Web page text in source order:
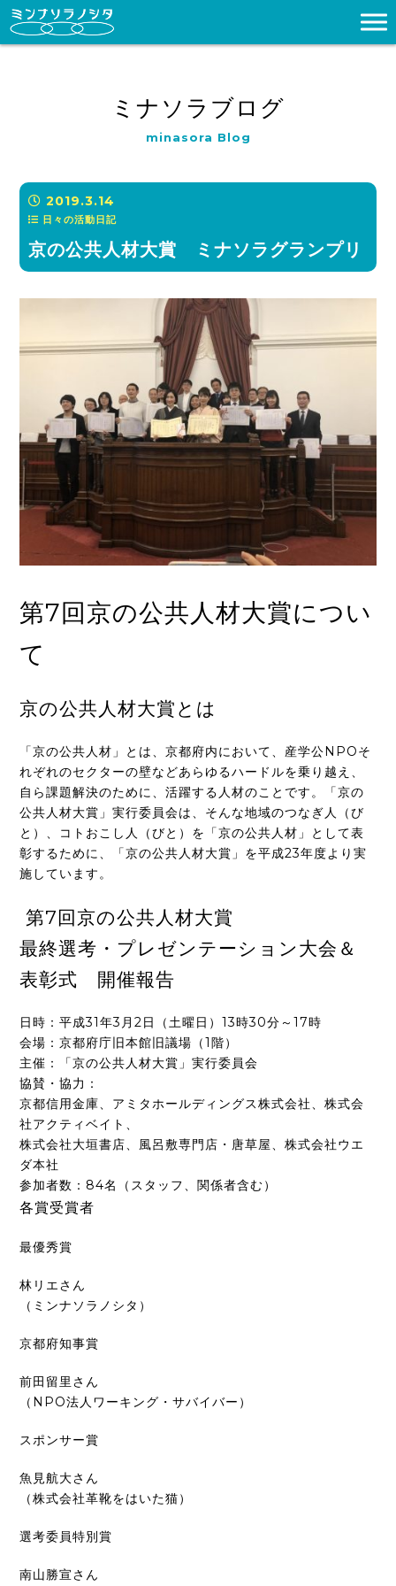
ミナソラブログ
minasora Blog
2019.3.14
日々の活動日記
京の公共人材大賞 ミナソラグランプリ
第7回京の公共人材大賞につい
て
京の公共人材大賞とは
「京の公共人材」とは、京都府内において、産学公NPOそ
れぞれのセクターの壁などあらゆるハードルを乗り越え、
自ら課題解決のために、活躍する人材のことです。「京の
公共人材大賞」実行委員会は、そんな地域のつなぎ人（び
と）、コトおこし人（びと）を「京の公共人材」として表
彰するために、「京の公共人材大賞」を平成23年度より実
施しています。
第7回京の公共人材大賞
最終選考・プレゼンテーション大会＆
表彰式 開催報告
日時：平成31年3月2日（土曜日）13時30分～17時
会場：京都府庁旧本館旧議場（1階）
主催：「京の公共人材大賞」実行委員会
協賛・協力：
京都信用金庫、アミタホールディングス株式会社、株式会
社アクティベイト、
株式会社大垣書店、風呂敷専門店・唐草屋、株式会社ウエ
ダ本社
参加者数：84名（スタッフ、関係者含む）
各賞受賞者
最優秀賞
林リエさん
（ミンナソラノシタ）
京都府知事賞
前田留里さん
（NPO法人ワーキング・サバイバー）
スポンサー賞
魚見航大さん
（株式会社革靴をはいた猫）
選考委員特別賞
南山勝宣さん